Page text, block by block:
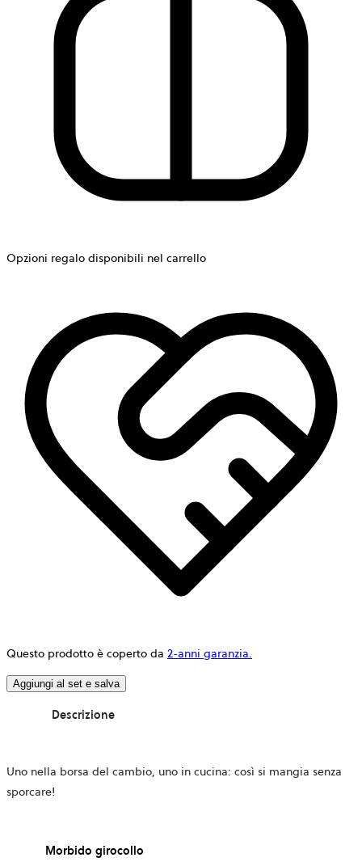
Opzioni regalo disponibili nel carrello
Questo prodotto è coperto da 2-anni garanzia.
Aggiungi al set e salva
Descrizione
Uno nella borsa del cambio, uno in cucina: così si mangia senza
sporcare!
Morbido girocollo